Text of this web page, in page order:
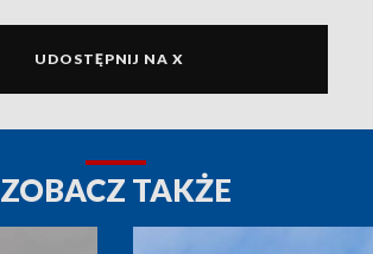
UDOSTĘPNIJ NA X
ZOBACZ TAKŻE